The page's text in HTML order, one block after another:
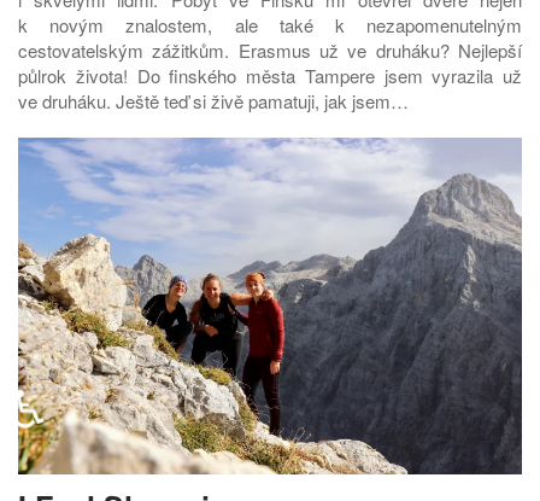
k novým znalostem, ale také k nezapomenutelným
cestovatelským zážitkům. Erasmus už ve druháku? Nejlepší
půlrok života! Do finského města Tampere jsem vyrazila už
ve druháku. Ještě teď si živě pamatuji, jak jsem…